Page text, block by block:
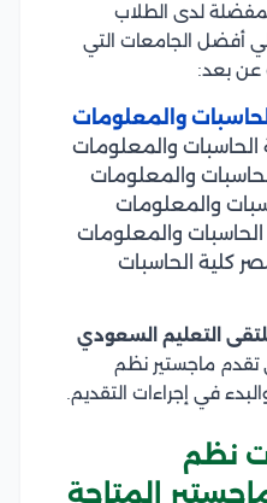
لدى الطلاب
أفضل الجامعات التي
عن بعد:
والمعلومات
والمعلومات
والمعلومات
والمعلومات
الحاسبات والمعلومات
كلية الحاسبات
التعليم السعودي
تقدم ماجستير نظم
في إجراءات التقديم.
نظم
المتاحة